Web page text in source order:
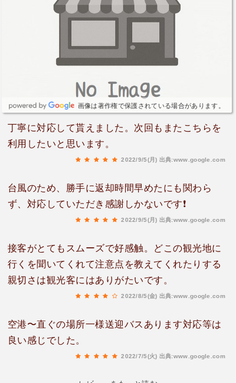
画像は著作権で保護されている場合があります。
丁寧に対応して貰えました。次回もまたこちらを
利用したいと思います。
2022/9/5(月) 出典:www.google.com
台風のため、勝手に返却時間早めたにも関わら
ず、対応していただき感謝しかないです❗
2022/9/5(月) 出典:www.google.com
接客がとてもスムーズで好感触。どこの観光地に
行くを聞いてくれて注意点を教えてくれたりする
親切さは観光客にはありがたいです。
2022/8/5(金) 出典:www.google.com
空港〜直ぐの場所一様送迎バスあります対応等は
良い感じでした。
2022/7/5(火) 出典:www.google.com